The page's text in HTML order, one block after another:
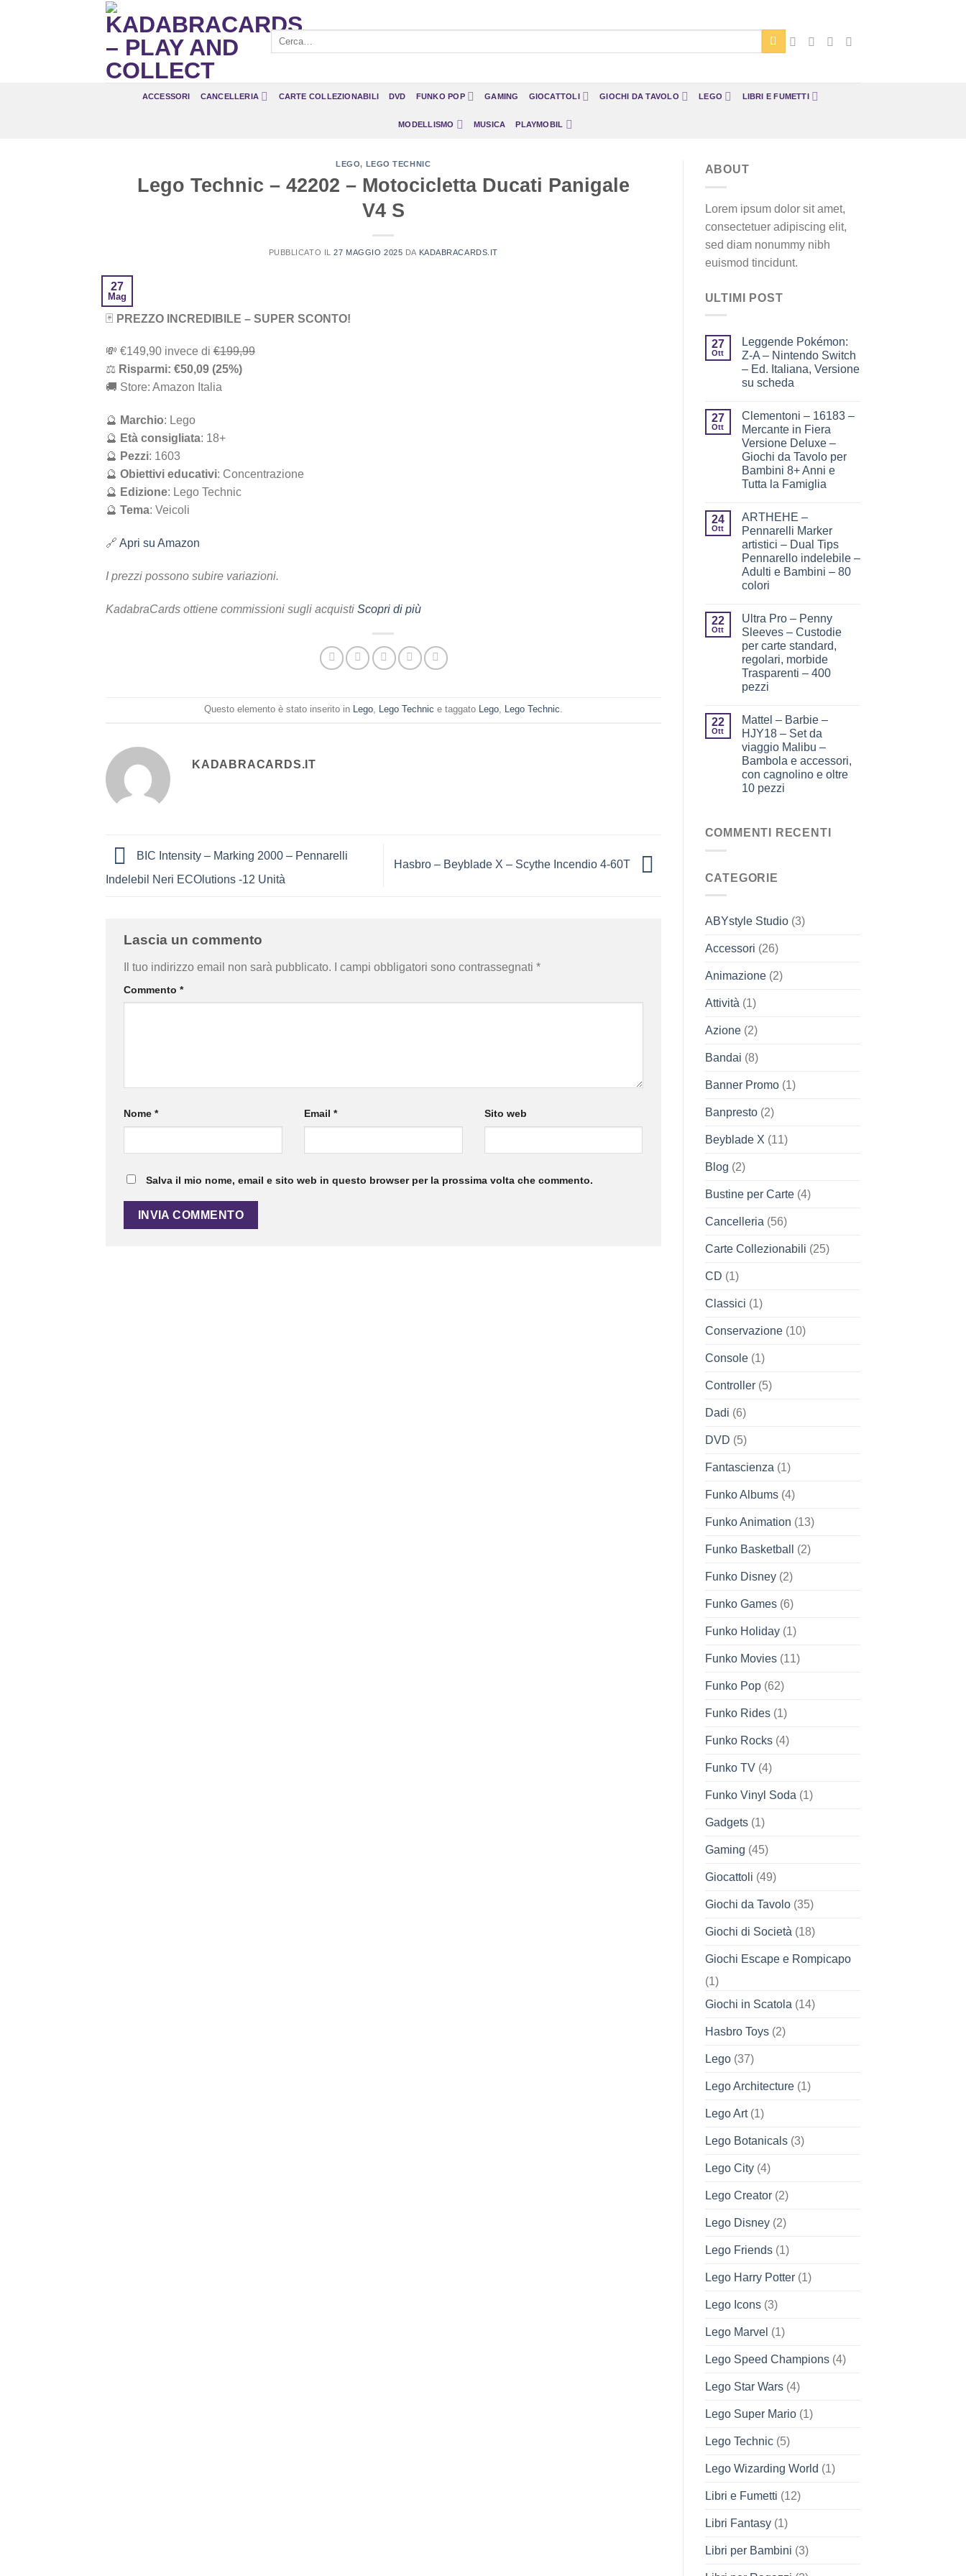
Cerca:
ACCESSORI CANCELLERIA CARTE COLLEZIONABILI DVD FUNKO POP GAMING GIOCATTOLI GIOCHI DA TAVOLO LEGO LIBRI E FUMETTI
MODELLISMO MUSICA PLAYMOBIL
LEGO, LEGO TECHNIC
Lego Technic – 42202 – Motocicletta Ducati Panigale
V4 S
PUBBLICATO IL27 MAGGIO 2025 DA KADABRACARDS.IT
27
Mag
🃏 PREZZO INCREDIBILE – SUPER SCONTO!
💸 ‎€149,90 i‎nv‎ec‎e ‎di‎ €199,99
⚖️ R‎is‎pa‎rm‎i: €50,09 (25%)
🚚 Store: Amazon Italia
🔮 Marchio: Lego
🔮 Età consigliata: 18+
🔮 Pezzi: 1603
🔮 Obiettivi educativi: Concentrazione
🔮 Edizione: Lego Technic
🔮 Tema: Veicoli
🔗 Apri su Amazon
I prezzi possono subire variazioni.
KadabraCards ottiene commissioni sugli acquisti Scopri di più
Questo elemento è stato inserito in Lego, Lego Technic e taggato Lego, Lego Technic
KADABRACARDS.IT
BIC Intensity – Marking 2000 – Pennarelli
Indelebil Neri ECOlutions -12 Unità
Hasbro – Beyblade X – Scythe Incendio 4-60T
Lascia un commento
Il tuo indirizzo email non sarà pubblicato. I campi obbligatori sono contrassegnati *
Commento *
Nome * Email * Sito web
Salva il mio nome, email e sito web in questo browser per la prossima volta che commento.
ABOUT
Lorem ipsum dolor sit amet,
consectetuer adipiscing elit,
sed diam nonummy nibh
euismod tincidunt.
ULTIMI POST
27
Ott
Leggende Pokémon:
Z-A – Nintendo Switch
– Ed. Italiana, Versione
su scheda
27
Ott
Clementoni – 16183 –
Mercante in Fiera
Versione Deluxe –
Giochi da Tavolo per
Bambini 8+ Anni e
Tutta la Famiglia
24
Ott
ARTHEHE –
Pennarelli Marker
artistici – Dual Tips
Pennarello indelebile –
Adulti e Bambini – 80
colori
22
Ott
Ultra Pro – Penny
Sleeves – Custodie
per carte standard,
regolari, morbide
Trasparenti – 400
pezzi
22
Ott
Mattel – Barbie –
HJY18 – Set da
viaggio Malibu –
Bambola e accessori,
con cagnolino e oltre
10 pezzi
COMMENTI RECENTI
CATEGORIE
ABYstyle Studio(3)
Accessori (26)
Animazione(2)
Attività (1)
Azione(2)
Bandai (8)
Banner Promo(1)
Banpresto(2)
Beyblade X (11)
Blog (2)
Bustine per Carte(4)
Cancelleria (56)
Carte Collezionabili (25)
CD (1)
Classici (1)
Conservazione(10)
Console(1)
Controller(5)
Dadi (6)
DVD (5)
Fantascienza (1)
Funko Albums(4)
Funko Animation (13)
Funko Basketball (2)
Funko Disney(2)
Funko Games(6)
Funko Holiday(1)
Funko Movies(11)
Funko Pop(62)
Funko Rides(1)
Funko Rocks(4)
Funko TV(4)
Funko Vinyl Soda (1)
Gadgets(1)
Gaming (45)
Giocattoli (49)
Giochi da Tavolo(35)
Giochi di Società (18)
Giochi Escape e Rompicapo
(1)
Giochi in Scatola (14)
Hasbro Toys(2)
Lego(37)
Lego Architecture(1)
Lego Art(1)
Lego Botanicals(3)
Lego City(4)
Lego Creator(2)
Lego Disney(2)
Lego Friends(1)
Lego Harry Potter(1)
Lego Icons(3)
Lego Marvel (1)
Lego Speed Champions(4)
Lego Star Wars(4)
Lego Super Mario(1)
Lego Technic(5)
Lego Wizarding World (1)
Libri e Fumetti (12)
Libri Fantasy(1)
Libri per Bambini (3)